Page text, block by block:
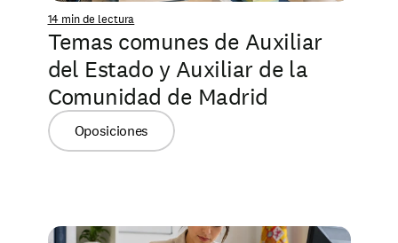
14 min de lectura
Temas comunes de Auxiliar
del Estado y Auxiliar de la
Comunidad de Madrid
Oposiciones